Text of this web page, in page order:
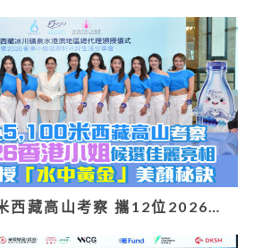
西藏高山考察 攜12位2026…